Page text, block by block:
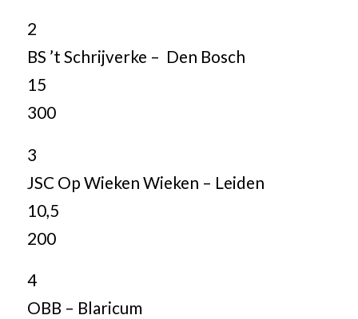
2
BS ’t Schrijverke – Den Bosch
15
300
3
JSC Op Wieken Wieken – Leiden
10,5
200
4
OBB – Blaricum